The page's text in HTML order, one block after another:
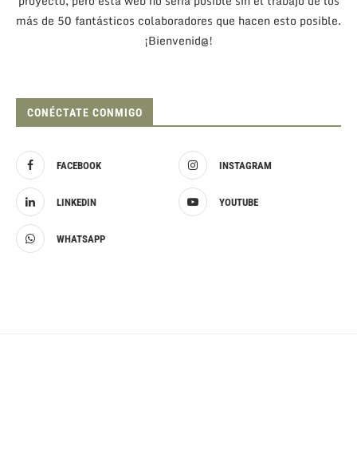
más de 50 fantásticos colaboradores que hacen esto posible.
¡Bienvenid@!
CONÉCTATE CONMIGO
FACEBOOK INSTAGRAM
LINKEDIN YOUTUBE
WHATSAPP